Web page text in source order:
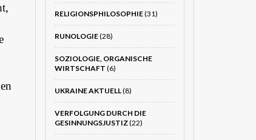
RELIGIONSPHILOSOPHIE(31)
RUNOLOGIE(28)
SOZIOLOGIE, ORGANISCHE
WIRTSCHAFT (6)
UKRAINE AKTUELL(8)
VERFOLGUNG DURCH DIE
GESINNUNGSJUSTIZ(22)